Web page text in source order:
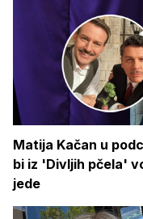
Matija Kačan u
bi iz 'Divljih pčela'
jede